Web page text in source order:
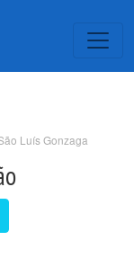
Luís Gonzaga